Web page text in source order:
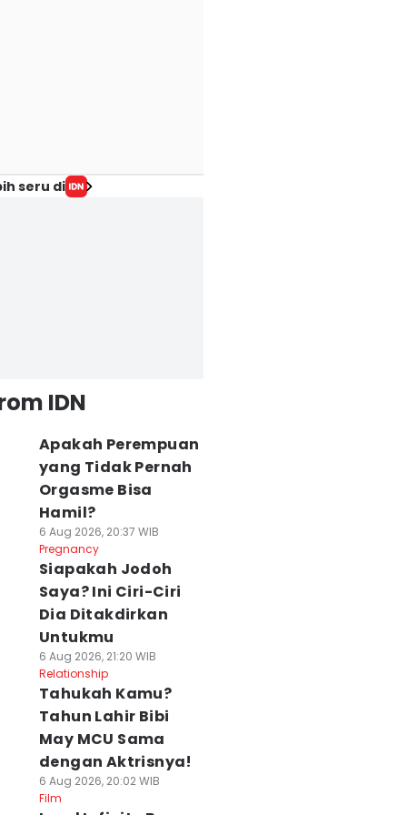
seru di
IDN
Apakah Perempuan
yang Tidak Pernah
Orgasme Bisa
Hamil?
6 Aug 2026, 20:37 WIB
Pregnancy
Siapakah Jodoh
Saya? Ini Ciri-Ciri
Dia Ditakdirkan
Untukmu
6 Aug 2026, 21:20 WIB
Relationship
Tahukah Kamu?
Tahun Lahir Bibi
May MCU Sama
dengan Aktrisnya!
6 Aug 2026, 20:02 WIB
Film